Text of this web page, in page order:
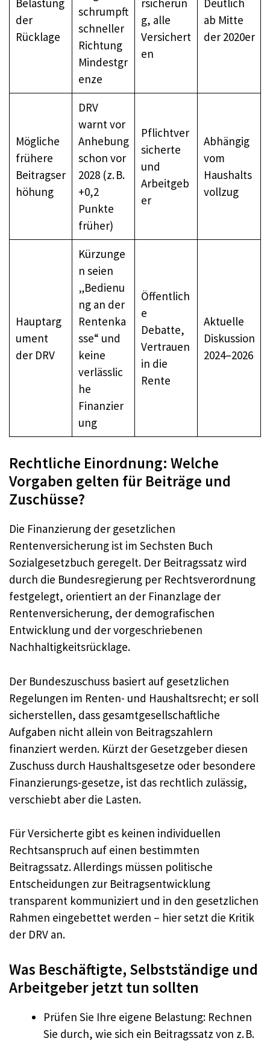
der
Rücklage
schrumpft
schneller
Richtung
Mindestgr
enze
g, alle
Versichert
en
ab Mitte
der 2020er
Mögliche
frühere
Beitragser
höhung
DRV
warnt vor
Anhebung
schon vor
2028 (z. B.
+0,2
Punkte
früher)
Pflichtver
sicherte
und
Arbeitgeb
er
Abhängig
vom
Haushalts
vollzug
Hauptarg
ument
der DRV
Kürzunge
n seien
„Bedienu
ng an der
Rentenka
sse“ und
keine
verlässlic
he
Finanzier
ung
Öffentlich
e
Debatte,
Vertrauen
in die
Rente
Aktuelle
Diskussion
2024–2026
Rechtliche Einordnung: Welche
Vorgaben gelten für Beiträge und
Zuschüsse?
Die Finanzierung der gesetzlichen
Rentenversicherung ist im Sechsten Buch
Sozialgesetzbuch geregelt. Der Beitragssatz wird
durch die Bundesregierung per Rechtsverordnung
festgelegt, orientiert an der Finanzlage der
Rentenversicherung, der demografischen
Entwicklung und der vorgeschriebenen
Nachhaltigkeitsrücklage.
Der Bundeszuschuss basiert auf gesetzlichen
Regelungen im Renten- und Haushaltsrecht; er soll
sicherstellen, dass gesamtgesellschaftliche
Aufgaben nicht allein von Beitragszahlern
finanziert werden. Kürzt der Gesetzgeber diesen
Zuschuss durch Haushaltsgesetze oder besondere
Finanzierungs-gesetze, ist das rechtlich zulässig,
verschiebt aber die Lasten.
Für Versicherte gibt es keinen individuellen
Rechtsanspruch auf einen bestimmten
Beitragssatz. Allerdings müssen politische
Entscheidungen zur Beitragsentwicklung
transparent kommuniziert und in den gesetzlichen
Rahmen eingebettet werden – hier setzt die Kritik
der DRV an.
Was Beschäftigte, Selbstständige und
Arbeitgeber jetzt tun sollten
Prüfen Sie Ihre eigene Belastung: Rechnen
Sie durch, wie sich ein Beitragssatz von z. B.